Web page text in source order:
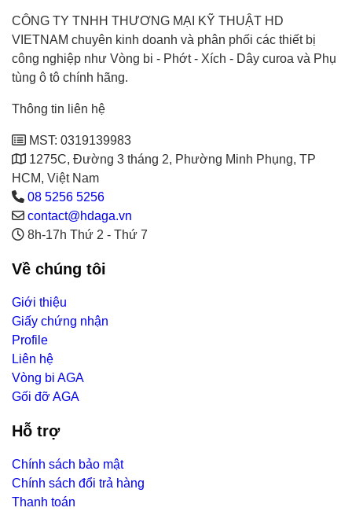
CÔNG TY TNHH THƯƠNG MẠI KỸ THUẬT HD
VIETNAM chuyên kinh doanh và phân phối các thiết bị
công nghiệp như Vòng bi - Phớt - Xích - Dây curoa và Phụ
tùng ô tô chính hãng.
Thông tin liên hệ
MST: 0319139983
1275C, Đường 3 tháng 2, Phường Minh Phụng, TP
HCM, Việt Nam
08 5256 5256
contact@hdaga.vn
8h-17h Thứ 2 - Thứ 7
Về chúng tôi
Giới thiệu
Giấy chứng nhận
Profile
Liên hệ
Vòng bi AGA
Gối đỡ AGA
Hỗ trợ
Chính sách bảo mật
Chính sách đổi trả hàng
Thanh toán